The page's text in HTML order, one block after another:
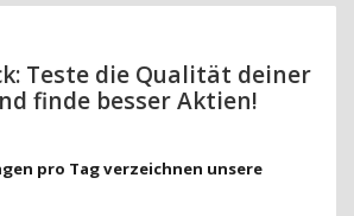
Teste die Qualität deiner
finde besser Aktien!
pro Tag verzeichnen unsere